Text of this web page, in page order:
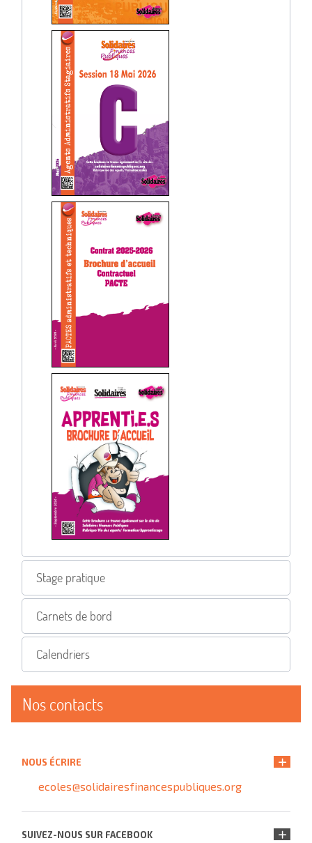
Stage pratique
Carnets de bord
Calendriers
Nos contacts
NOUS ÉCRIRE
ecoles@solidairesfinancespubliques.org
SUIVEZ-NOUS SUR FACEBOOK